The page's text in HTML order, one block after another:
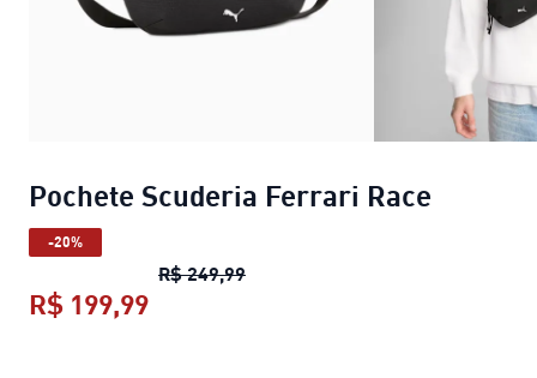
Pochete Scuderia Ferrari Race
-20%
R$ 249,99Pochete Scuderia Ferrari Race
R$ 199,99